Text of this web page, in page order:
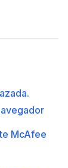
McAfee